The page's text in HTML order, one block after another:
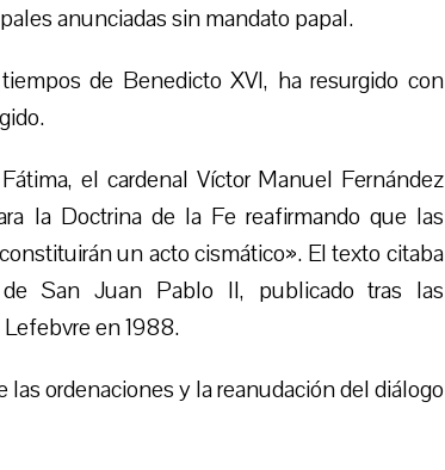
anunciadas sin mandato papal.
de Benedicto XVI, ha resurgido con
el cardenal Víctor Manuel Fernández
la Doctrina de la Fe reafirmando que las
un acto cismático». El texto citaba
San Juan Pablo II, publicado tras las
en 1988.
ordenaciones y la reanudación del diálogo